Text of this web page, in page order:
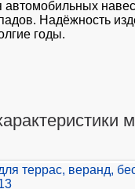
автомобильных
Надёжность
годы.